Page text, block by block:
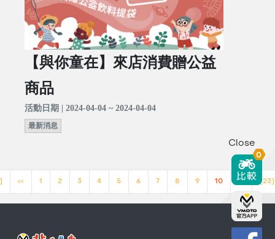
【與你童在】來店消費贈公益
商品
活動日期 | 2024-04-04 ~ 2024-04-04
最新消息
<< 1 2 3 4 5 6 7 8 9 10 >> [23]
Close
0